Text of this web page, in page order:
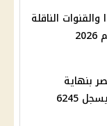
الناقلة
بنهاية
تعاملات الأربعاء وعيار 21 يسجل 6245